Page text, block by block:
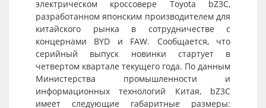
электрическом кроссовере Toyota bZ3C,
разработанном японским производителем для
китайского рынка в сотрудничестве с
концернами BYD и FAW. Сообщается, что
серийный выпуск новинки стартует в
четвертом квартале текущего года. По данным
Министерства промышленности и
информационных технологий Китая, bZ3C
имеет следующие габаритные размеры: